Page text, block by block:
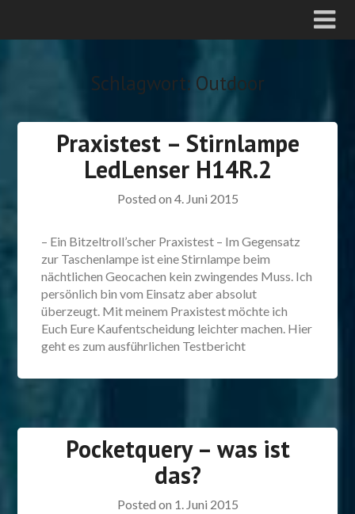
Schlagwort: Outdoor
Praxistest – Stirnlampe
LedLenser H14R.2
Posted on 4. Juni 2015
– Ein Bitzeltroll’scher Praxistest – Im Gegensatz
zur Taschenlampe ist eine Stirnlampe beim
nächtlichen Geocachen kein zwingendes Muss. Ich
persönlich bin vom Einsatz aber absolut
überzeugt. Mit meinem Praxistest möchte ich
Euch Eure Kaufentscheidung leichter machen. Hier
geht es zum ausführlichen Testbericht
Pocketquery – was ist
das?
Posted on 1. Juni 2015